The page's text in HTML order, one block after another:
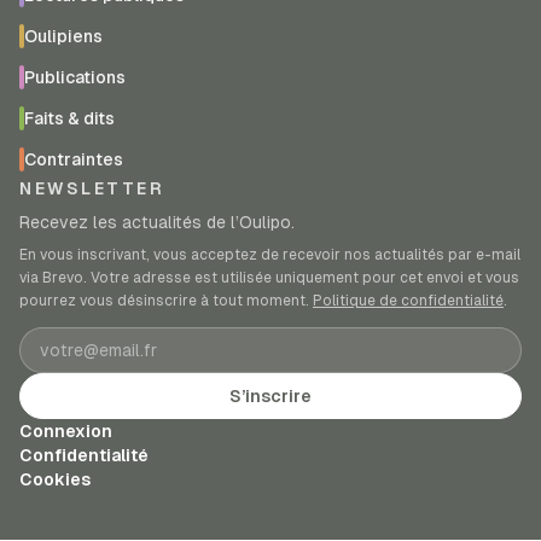
Oulipiens
Publications
Faits & dits
Contraintes
NEWSLETTER
Recevez les actualités de l’Oulipo.
En vous inscrivant, vous acceptez de recevoir nos actualités par e-mail
via Brevo. Votre adresse est utilisée uniquement pour cet envoi et vous
pourrez vous désinscrire à tout moment. Politique de confidentialité.
Adresse e-mail
S’inscrire
Connexion
Confidentialité
Cookies